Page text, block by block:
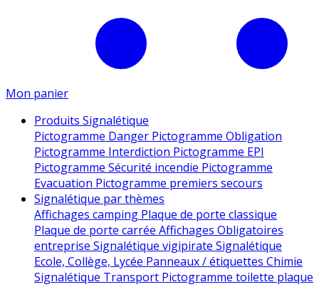
Mon panier
Produits Signalétique
Pictogramme Danger Pictogramme Obligation
Pictogramme Interdiction Pictogramme EPI
Pictogramme Sécurité incendie Pictogramme
Evacuation Pictogramme premiers secours
Signalétique par thèmes
Affichages camping Plaque de porte classique
Plaque de porte carrée Affichages Obligatoires
entreprise Signalétique vigipirate Signalétique
Ecole, Collège, Lycée Panneaux / étiquettes Chimie
Signalétique Transport Pictogramme toilette plaque